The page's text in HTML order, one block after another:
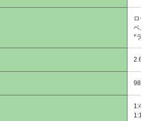
ロー
ベル
*ライ
2.6イ
984
1:4
1:1